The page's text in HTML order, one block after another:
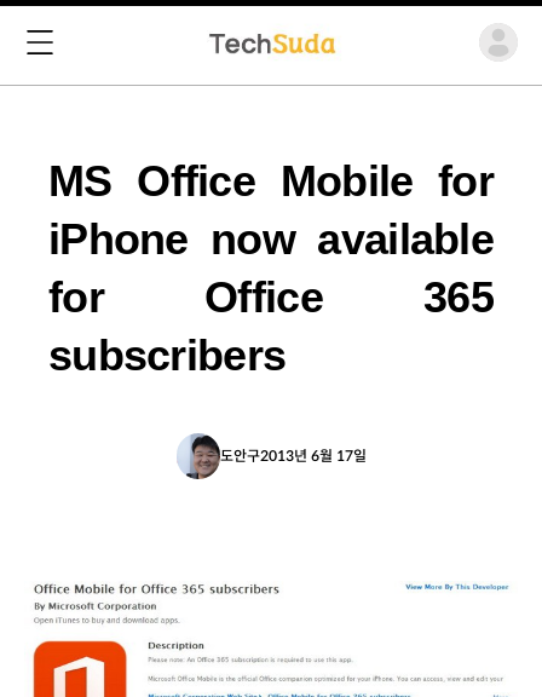
MS Office Mobile for
iPhone now available
for Office 365
subscribers
도안구2013년 6월 17일